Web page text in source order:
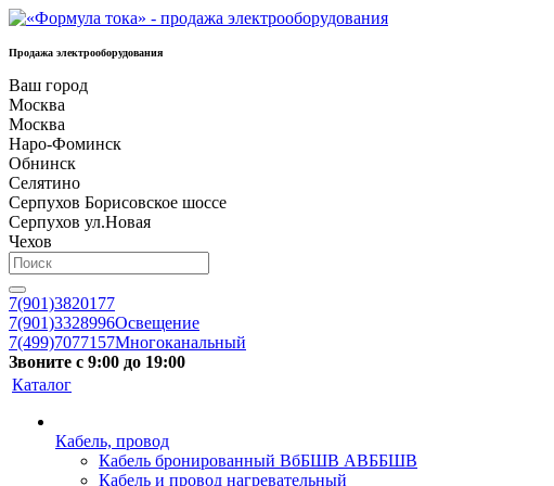
Продажа электрооборудования
Ваш город
Москва
Москва
Наро-Фоминск
Обнинск
Селятино
Серпухов Борисовское шоссе
Серпухов ул.Новая
Чехов
7(901)3820177
7(901)3328996Освещение
7(499)7077157Многоканальный
Звоните с 9:00 до 19:00
Каталог
Кабель, провод
Кабель бронированный ВбБШВ АВББШВ
Кабель и провод нагревательный